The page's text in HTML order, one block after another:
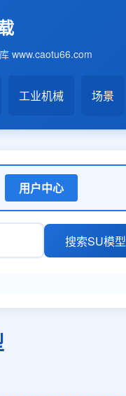
www.caotu66.com
工业机械 场景
用户中心
搜索SU模型